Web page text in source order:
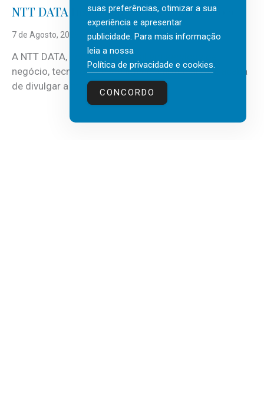
NTT DATA Insurtech Global Outlook 2026
7 de Agosto, 2026
A NTT DATA, consultora global em serviços de
negócio, tecnologia e inteligência artificial (IA), acaba
de divulgar a mais recente...
suas preferências, otimizar a sua
experiência e apresentar
publicidade. Para mais informação
leia a nossa
Política de privacidade e cookies.
CONCORDO